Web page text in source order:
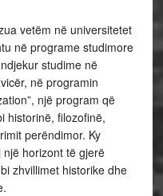
vetëm në universitetet
në programe studimore
studime në
në programin
një program që
historinë, filozofinë,
perëndimor. Ky
horizont të gjerë
zhvillimet historike dhe